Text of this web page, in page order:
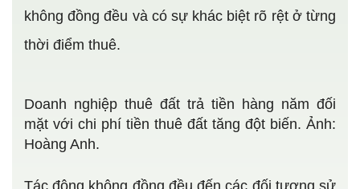
không đồng đều và có sự khác biệt rõ rệt ở từng
thời điểm thuê.
Doanh nghiệp thuê đất trả tiền hàng năm đối
mặt với chi phí tiền thuê đất tăng đột biến. Ảnh:
Hoàng Anh.
Tác động không đồng đều đến các đối tượng sử